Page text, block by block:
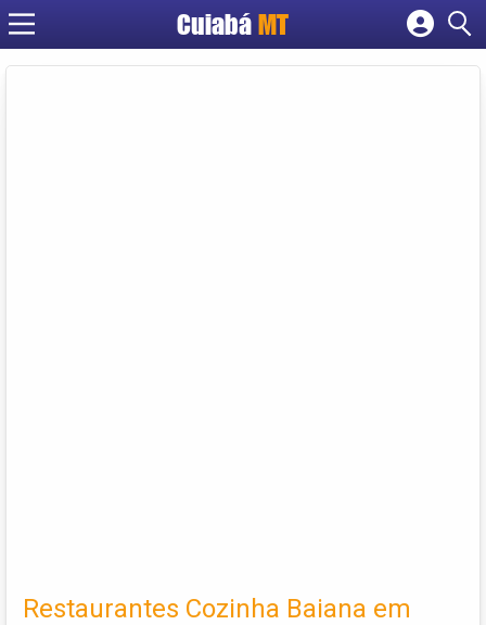
Cuiabá MT
Cadastrar empresa
Restaurantes Cozinha Baiana em